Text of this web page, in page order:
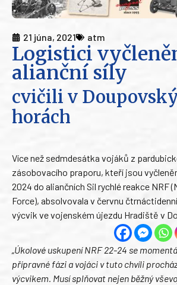
21 júna, 2021 atm
Logistici
alianční síly
cvičili v
horách
Více než sedmdesátka vojáků z
zásobovacího praporu, kteří jsou
2024 do aliančních Sil rychlé reakce NRF
Force), absolvovala v červnu
výcvik ve vojenském újezdu Hradiště v
„Úkolové uskupení NRF 22-24 se
přípravné fázi a vojáci v tuto chvíli
výcvikem. Musí splňovat nejen běžný